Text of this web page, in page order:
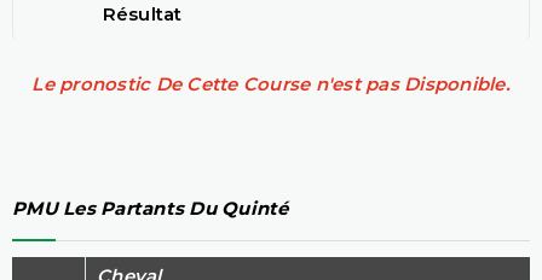
Résultat
Le pronostic De Cette Course n'est pas Disponible.
PMU Les Partants Du Quinté